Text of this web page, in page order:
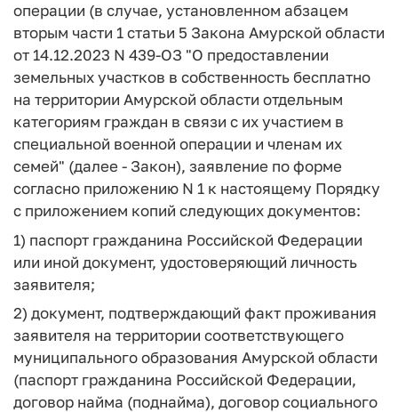
операции (в случае, установленном абзацем
вторым части 1 статьи 5 Закона Амурской области
от 14.12.2023 N 439-ОЗ "О предоставлении
земельных участков в собственность бесплатно
на территории Амурской области отдельным
категориям граждан в связи с их участием в
специальной военной операции и членам их
семей" (далее - Закон), заявление по форме
согласно приложению N 1 к настоящему Порядку
с приложением копий следующих документов:
1) паспорт гражданина Российской Федерации
или иной документ, удостоверяющий личность
заявителя;
2) документ, подтверждающий факт проживания
заявителя на территории соответствующего
муниципального образования Амурской области
(паспорт гражданина Российской Федерации,
договор найма (поднайма), договор социального